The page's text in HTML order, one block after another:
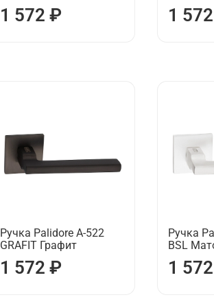
1 572 ₽ 1
Ручка Palidore А-522
GRAFIT Графит
1 572 ₽
Ручка
BSL
1